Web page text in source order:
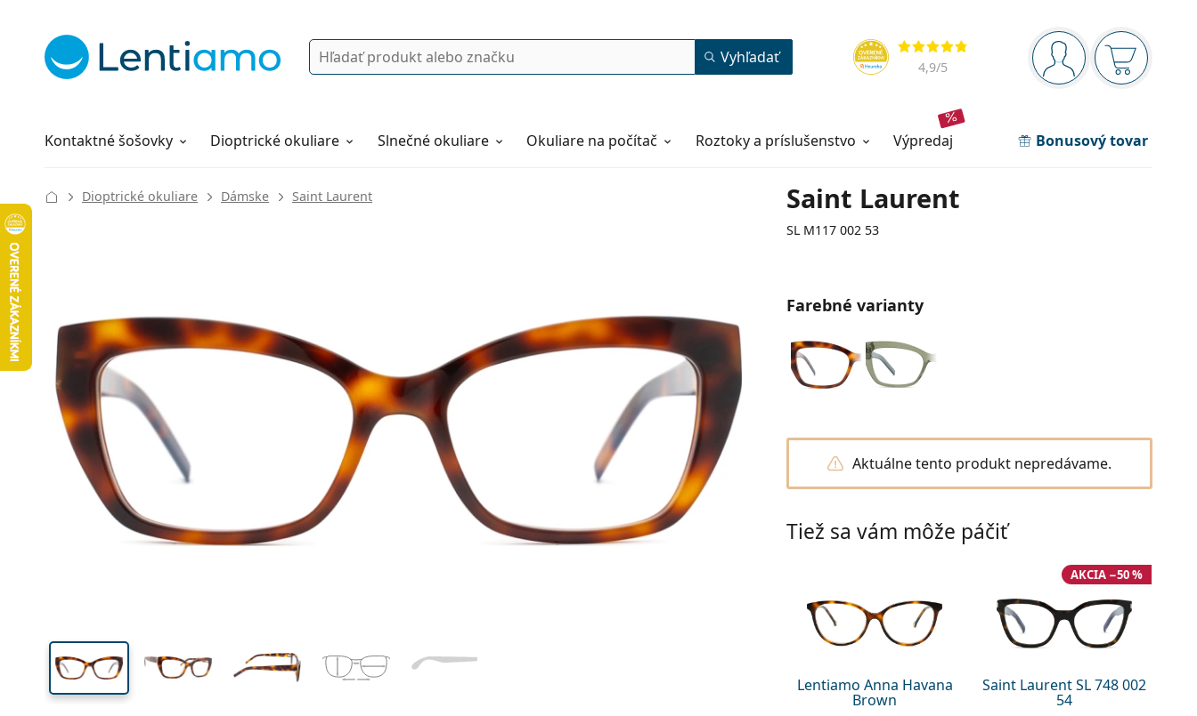
Navigačný panel
ste prihláseníNákupný
Hodnotenia
4,9/5
Vyhľadávanie Vyhľadať
Kontaktné šošovky
Roztoky Dioptrické okuliare Slnečné okuliare Okuliare na počítač Roztoky a príslušenstvo výpredaj Bonusový tovar
Všetko o nákupe
Saint Laurent
SL M117 002 53
Dioptrické okuliare Dámske Saint Laurent
36 mm
Výška očnice Šírka očnice
17
Šírka
očnice
mostíka
Farebné varianty
Aktuálne tento produkt nepredávame.
Tiež sa vám môže páčiť
Lentiamo Anna Havana
Brown
Saint Laurent SL 748 002
54
AKCIA −50 %